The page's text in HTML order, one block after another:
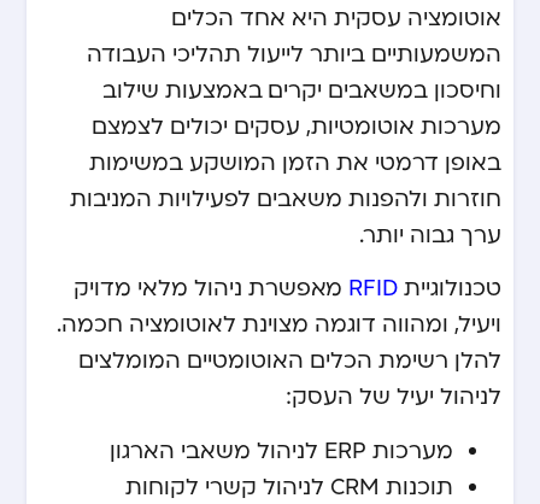
אוטומציה עסקית היא אחד הכלים
המשמעותיים ביותר לייעול תהליכי העבודה
וחיסכון במשאבים יקרים. באמצעות שילוב
מערכות אוטומטיות, עסקים יכולים לצמצם
באופן דרמטי את הזמן המושקע במשימות
חוזרות ולהפנות משאבים לפעילויות המניבות
ערך גבוה יותר.
טכנולוגייתRFID מאפשרת ניהול מלאי מדויק
ויעיל, ומהווה דוגמה מצוינת לאוטומציה חכמה.
להלן רשימת הכלים האוטומטיים המומלצים
לניהול יעיל של העסק:
מערכות ERP לניהול משאבי הארגון
תוכנות CRM לניהול קשרי לקוחות